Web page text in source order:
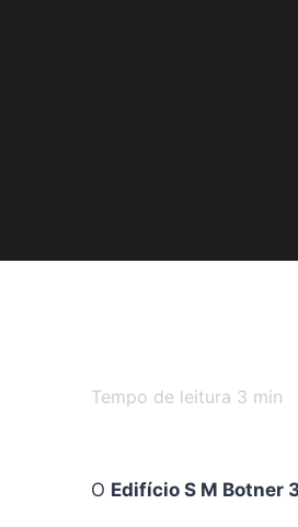
Tempo de leitura 3 min
O Edifício S M Botner